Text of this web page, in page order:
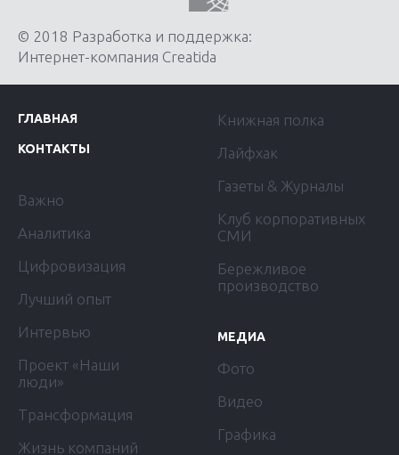
© 2018 Разработка и поддержка:
Интернет-компания Creatida
ГЛАВНАЯ
КОНТАКТЫ
Важно
Аналитика
Цифровизация
Лучший опыт
Интервью
Проект «Наши
люди»
Трансформация
Жизнь компаний
Книжная полка
Лайфхак
Газеты & Журналы
Клуб корпоративных
СМИ
Бережливое
производство
МЕДИА
Фото
Видео
Графика